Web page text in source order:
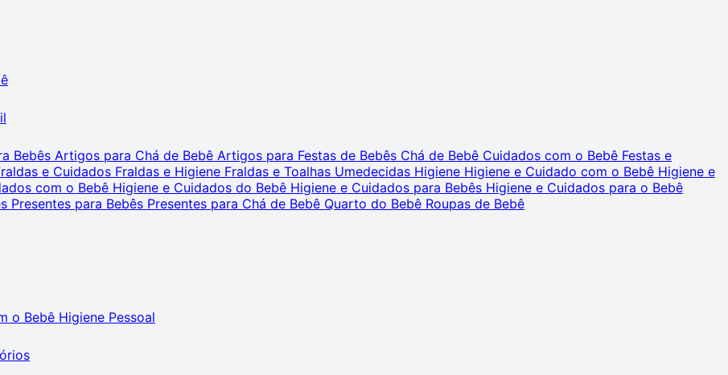
Bebês Artigos para Chá de Bebê Artigos para Festas de Bebês Chá de Bebê Cuidados com o Bebê Festas e
e Cuidados Fraldas e Higiene Fraldas e Toalhas Umedecidas Higiene Higiene e Cuidado com o Bebê Higiene e
com o Bebê Higiene e Cuidados do Bebê Higiene e Cuidados para Bebês Higiene e Cuidados para o Bebê
Presentes para Bebês Presentes para Chá de Bebê Quarto do Bebê Roupas de Bebê
o Bebê Higiene Pessoal